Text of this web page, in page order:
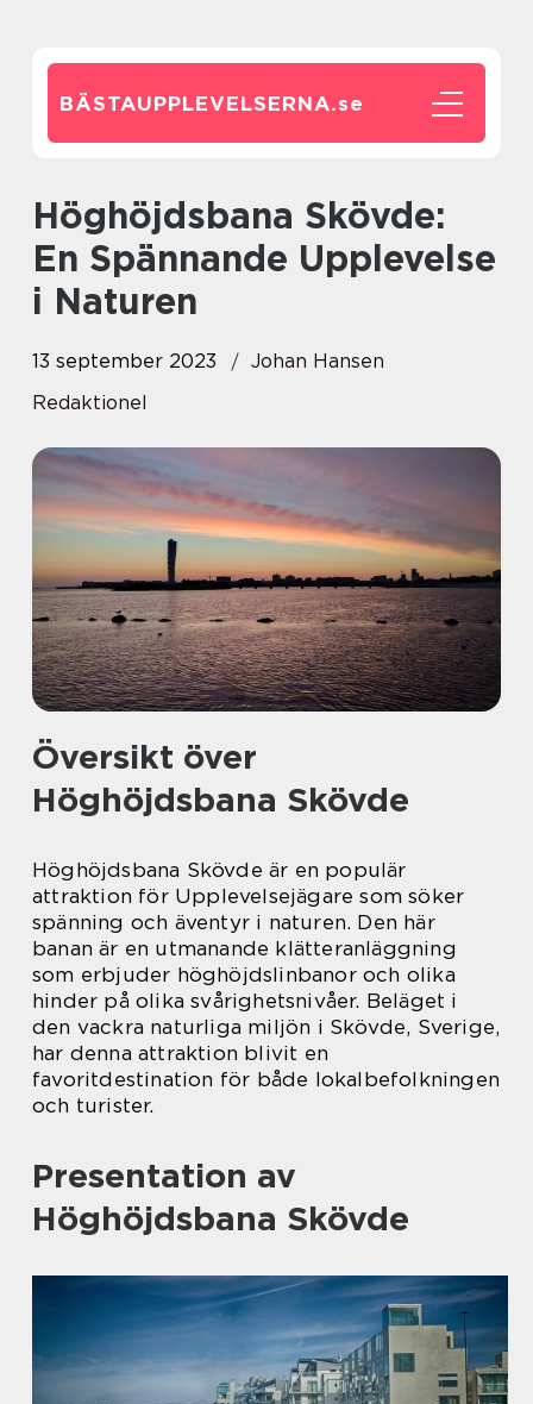
BÄSTAUPPLEVELSERNA.se
Höghöjdsbana Skövde:
En Spännande Upplevelse
i Naturen
13 september 2023
Johan Hansen
Redaktionel
Översikt över
Höghöjdsbana Skövde
Höghöjdsbana Skövde är en populär
attraktion för Upplevelsejägare som söker
spänning och äventyr i naturen. Den här
banan är en utmanande klätteranläggning
som erbjuder höghöjdslinbanor och olika
hinder på olika svårighetsnivåer. Beläget i
den vackra naturliga miljön i Skövde, Sverige,
har denna attraktion blivit en
favoritdestination för både lokalbefolkningen
och turister.
Presentation av
Höghöjdsbana Skövde